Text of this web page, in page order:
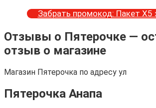
Забрать промокод: Пакет Х5
Отзывы о Пятерочке —
отзыв о магазине
Магазин Пятерочка по адресу ул
Пятерочка Анапа